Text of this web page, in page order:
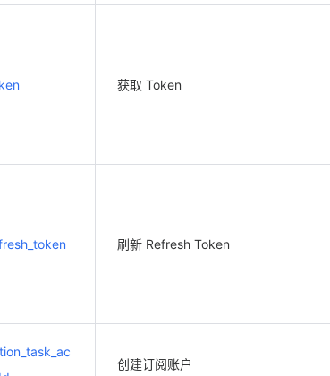
获取 Token
刷新 Refresh Token
创建订阅账户